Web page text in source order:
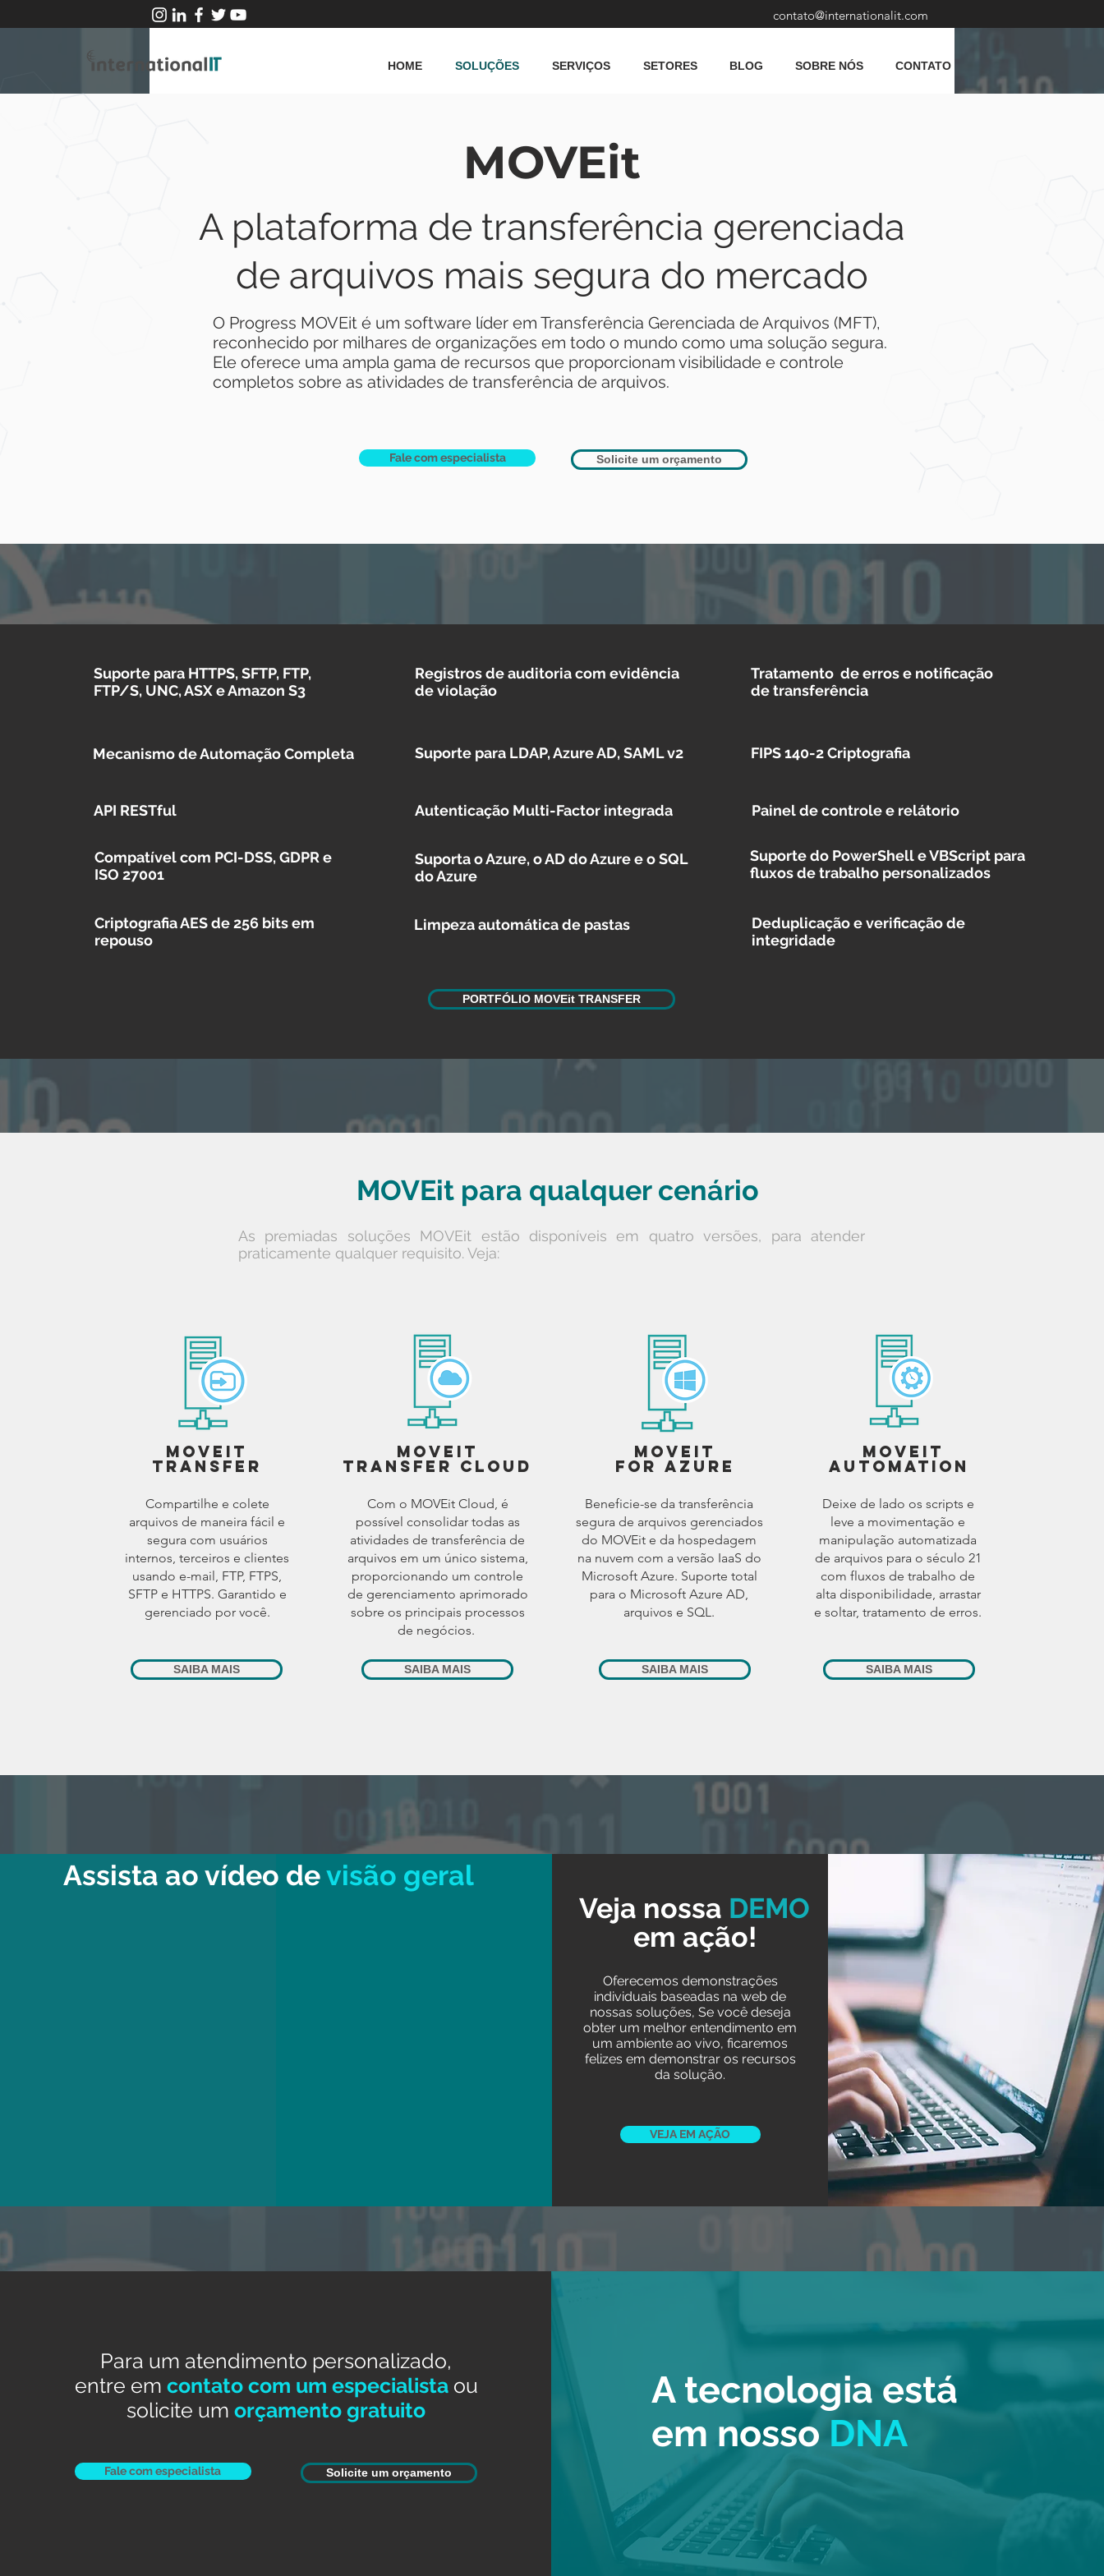
contato@internationalit.com
HOME SOLUÇÕES SERVIÇOS SETORES BLOG SOBRE NÓS CONTATO
MOVEit
A plataforma de transferência gerenciada
de arquivos mais segura do mercado
O Progress MOVEit é um software líder em Transferência Gerenciada de Arquivos (MFT),
reconhecido por milhares de organizações em todo o mundo como uma solução segura.
Ele oferece uma ampla gama de recursos que proporcionam visibilidade e controle
completos sobre as atividades de transferência de arquivos.
Fale com especialista Solicite um orçamento
Suporte para HTTPS, SFTP, FTP,
FTP/S, UNC, ASX e Amazon S3
Registros de auditoria com evidência
de violação
Tratamento de erros e notificação
detransferência
Mecanismo de Automação Completa Suporte para LDAP, Azure AD, SAML v2 FIPS 140-2 Criptografia
API RESTful Autenticação Multi-Factor integrada Painel de controle e relátorio
Compatível com PCI-DSS, GDPR e
ISO 27001
Suporta o Azure, o AD do Azure e o SQL
do Azure
Suporte do PowerShell e VBScript para
fluxos de trabalho personalizados
Criptografia AES de 256 bits em
repouso
Limpeza automática de pastas
Deduplicação e verificação de
integridade
PORTFÓLIO MOVEit TRANSFER
MOVEit para qualquer cenário
As premiadas soluções MOVEit estão disponíveis em quatro versões, para atender
praticamente qualquer requisito. Veja:
MOVEit
Transfer
Compartilhe e colete
arquivos de maneira fácil e
segura com usuários
internos, terceiros e clientes
usando e-mail, FTP, FTPS,
SFTP e HTTPS. Garantido e
gerenciado por você.
SAIBA MAIS
MOVEit
Transfer Cloud
Com o MOVEit Cloud, é
possível consolidar todas as
atividades de transferência de
arquivos em um único sistema,
proporcionando um controle
de gerenciamento aprimorado
sobre os principais processos
de negócios.
SAIBA MAIS
MOVEit
for Azure
Beneficie-se da transferência
segura de arquivos gerenciados
do MOVEit e da hospedagem
na nuvem com a versão IaaS do
Microsoft Azure. Suporte total
para o Microsoft Azure AD,
arquivos e SQL.
SAIBA MAIS
MOVEit
Automation
Deixe de lado os scripts e
leve a movimentação e
manipulação automatizada
de arquivos para o século 21
com fluxos de trabalho de
alta disponibilidade, arrastar
e soltar, tratamento de erros.
SAIBA MAIS
Veja nossa DEMO
em ação!
Oferecemos demonstrações
individuais baseadas na web de
nossas soluções, Se você deseja
obter um melhor entendimento em
um ambiente ao vivo, ficaremos
felizes em demonstrar os recursos
da solução.
VEJA EM AÇÃO
Assista ao vídeo devisão geral
Para um atendimento personalizado,
entre em contato com um especialista ou
solicite umorçamento gratuito
Fale com especialista Solicite um orçamento
A tecnologia está
em nosso DNA